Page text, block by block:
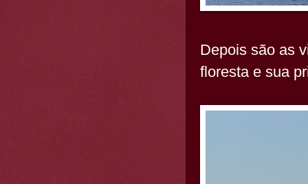
Depois são as
floresta e sua